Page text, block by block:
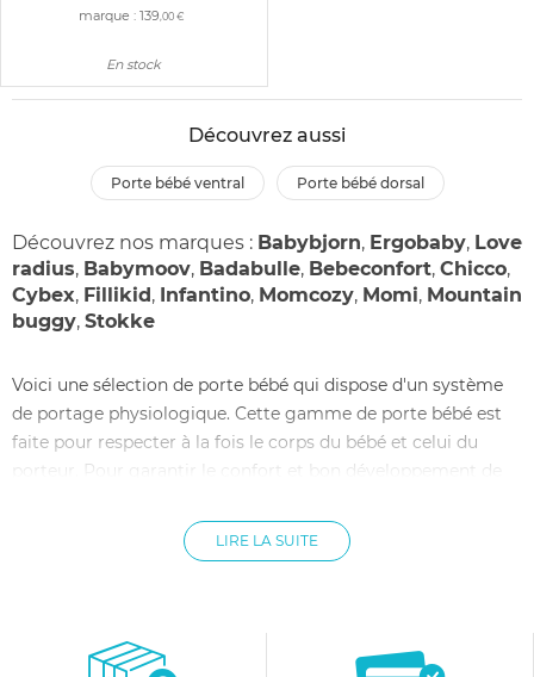
marque : 139 ,00 €
En stock
Découvrez aussi
porte bébé ventral porte bébé dorsal
Découvrez nos marques : Babybjorn, Ergobaby, Love
radius, Babymoov, Badabulle, Bebeconfort, Chicco,
Cybex, Fillikid, Infantino, Momcozy, Momi, Mountain
buggy, Stokke
Voici une sélection de porte bébé qui dispose d'un système
de portage physiologique. Cette gamme de porte bébé est
faite pour respecter à la fois le corps du bébé et celui du
porteur. Pour garantir le confort et bon développement de
physiologiques sont conçus pour bien répartir le poids du
bébé sur sa structure osseuse. Pour un bon soutien de la
paraît beaucoup moins lourd qu'à bras. Selon l'âge de
l'enfant, une position physiologique est conseillée pour une
LIRE LA SUITE